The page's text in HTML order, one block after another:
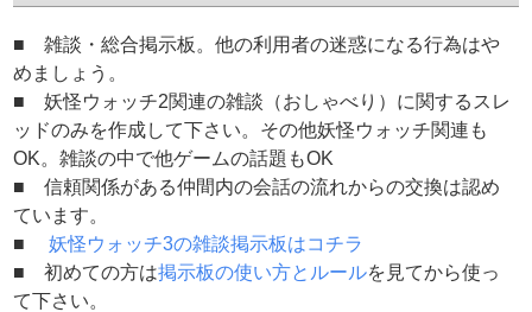
■ 雑談・総合掲示板。他の利用者の迷惑になる行為はや
めましょう。
■ 妖怪ウォッチ2関連の雑談（おしゃべり）に関するスレ
ッドのみを作成して下さい。その他妖怪ウォッチ関連も
OK。雑談の中で他ゲームの話題もOK
■ 信頼関係がある仲間内の会話の流れからの交換は認め
ています。
■妖怪ウォッチ3の雑談掲示板はコチラ
■ 初めての方は掲示板の使い方とルールを見てから使っ
て下さい。